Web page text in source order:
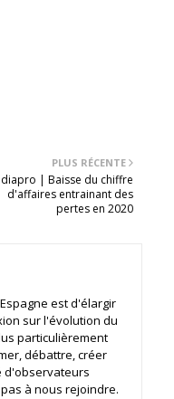
PLUS RÉCENTE
| Baisse du chiffre
d'affaires entrainant des
pertes en 2020
est d'élargir
sur l'évolution du
particulièrement
débattre, créer
d'observateurs
à nous rejoindre.